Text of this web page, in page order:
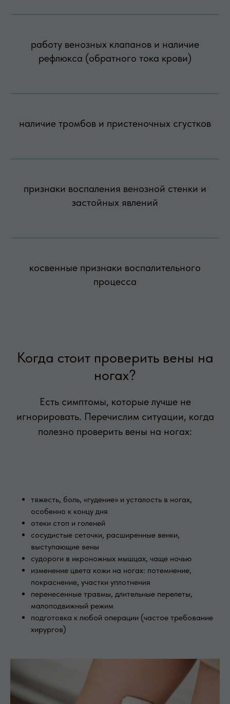
работу венозных клапанов и наличие
рефлюкса (обратного тока крови)
наличие тромбов и пристеночных сгустков
признаки воспаления венозной стенки и
застойных явлений
косвенные признаки воспалительного
процесса
Когда стоит проверить вены на
ногах?
Есть симптомы, которые лучше не
игнорировать. Перечислим ситуации, когда
полезно проверить вены на ногах:
тяжесть, боль, «гудение» и усталость в ногах,
особенно к концу дня
отеки стоп и голеней
сосудистые сеточки, расширенные венки,
выступающие вены
судороги в икроножных мышцах, чаще ночью
изменение цвета кожи на ногах: потемнение,
покраснение, участки уплотнения
перенесенные травмы, длительные перелеты,
малоподвижный режим
подготовка к любой операции (частое требование
хирургов)